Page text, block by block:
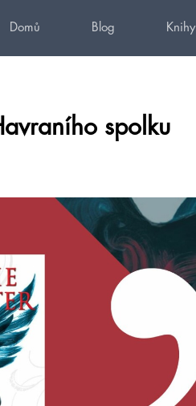
Domů Blog Knihy
spolku